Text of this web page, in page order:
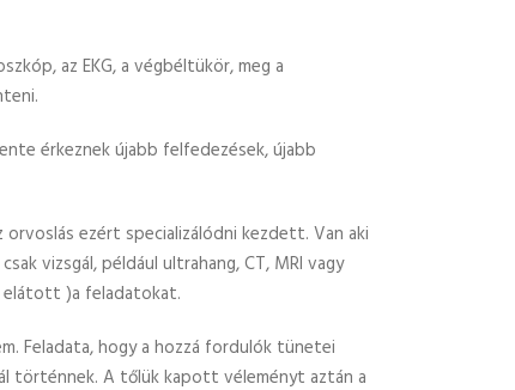
az EKG, a végbéltükör, meg a
érkeznek újabb felfedezések, újabb
ezért specializálódni kezdett. Van aki
vizsgál, például ultrahang, CT, MRI vagy
elátott )a feladatokat.
Feladata, hogy a hozzá fordulók tünetei
történnek. A tőlük kapott véleményt aztán a